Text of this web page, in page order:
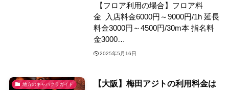
【フロア利用の場合】フロア料
金 入店料金6000円～9000円/1h 延長
料金3000円～4500円/30m本 指名料
金3000…
2025年5月16日
地方のキャバクラガイド
【大阪】梅田アジトの利用料金は